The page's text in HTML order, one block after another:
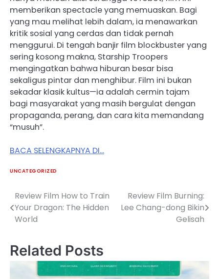
memberikan spectacle yang memuaskan. Bagi
yang mau melihat lebih dalam, ia menawarkan
kritik sosial yang cerdas dan tidak pernah
menggurui. Di tengah banjir film blockbuster yang
sering kosong makna, Starship Troopers
mengingatkan bahwa hiburan besar bisa
sekaligus pintar dan menghibur. Film ini bukan
sekadar klasik kultus—ia adalah cermin tajam
bagi masyarakat yang masih bergulat dengan
propaganda, perang, dan cara kita memandang
“musuh”.
BACA SELENGKAPNYA DI…
UNCATEGORIZED
Post
navigation
Review Film How to Train
Your Dragon: The Hidden
World
Review Film Burning:
Lee Chang-dong Bikin
Gelisah
Related Posts